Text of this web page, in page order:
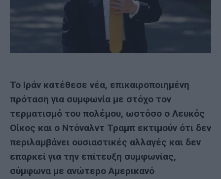
Το Ιράν κατέθεσε νέα, επικαιροποιημένη
πρόταση για συμφωνία με στόχο τον
τερματισμό του πολέμου, ωστόσο ο Λευκός
Οίκος και ο Ντόναλντ Τραμπ εκτιμούν ότι δεν
περιλαμβάνει ουσιαστικές αλλαγές και δεν
επαρκεί για την επίτευξη συμφωνίας,
σύμφωνα με ανώτερο Αμερικανό